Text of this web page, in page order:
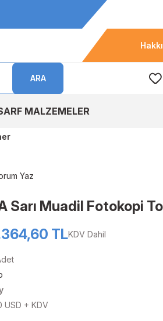
ARA
MALZEMELER
Yaz
Sarı Muadil Fotokopi
TLKDV Dahil
USD + KDV